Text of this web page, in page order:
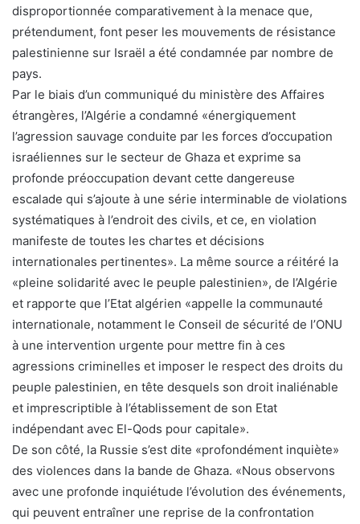
disproportionnée comparativement à la menace que,
prétendument, font peser les mouvements de résistance
palestinienne sur Israël a été condamnée par nombre de
pays.
Par le biais d’un communiqué du ministère des Affaires
étrangères, l’Algérie a condamné «énergiquement
l’agression sauvage conduite par les forces d’occupation
israéliennes sur le secteur de Ghaza et exprime sa
profonde préoccupation devant cette dangereuse
escalade qui s’ajoute à une série interminable de violations
systématiques à l’endroit des civils, et ce, en violation
manifeste de toutes les chartes et décisions
internationales pertinentes». La même source a réitéré la
«pleine solidarité avec le peuple palestinien», de l’Algérie
et rapporte que l’Etat algérien «appelle la communauté
internationale, notamment le Conseil de sécurité de l’ONU
à une intervention urgente pour mettre fin à ces
agressions criminelles et imposer le respect des droits du
peuple palestinien, en tête desquels son droit inaliénable
et imprescriptible à l’établissement de son Etat
indépendant avec El-Qods pour capitale».
De son côté, la Russie s’est dite «profondément inquiète»
des violences dans la bande de Ghaza. «Nous observons
avec une profonde inquiétude l’évolution des événements,
qui peuvent entraîner une reprise de la confrontation